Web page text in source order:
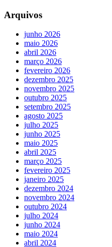
Arquivos
junho 2026
maio 2026
abril 2026
março 2026
fevereiro 2026
dezembro 2025
novembro 2025
outubro 2025
setembro 2025
agosto 2025
julho 2025
junho 2025
maio 2025
abril 2025
março 2025
fevereiro 2025
janeiro 2025
dezembro 2024
novembro 2024
outubro 2024
julho 2024
junho 2024
maio 2024
abril 2024